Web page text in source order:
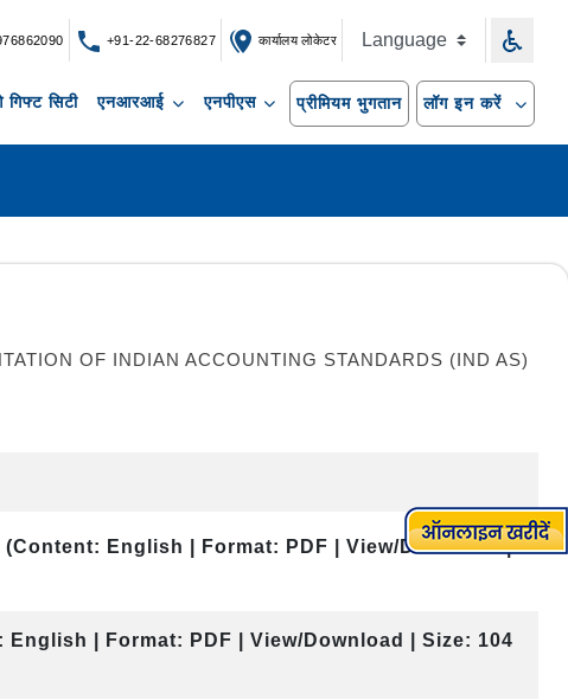
+91-22-68276827 कार्यालय लोकेटर
सिटी एनआरआई एनपीएस प्रीमियम भुगतान लॉग इन करें
OF INDIAN ACCOUNTING STANDARDS (IND AS)
(Content: English | Format: PDF | View/Download |
English | Format: PDF | View/Download | Size: 104